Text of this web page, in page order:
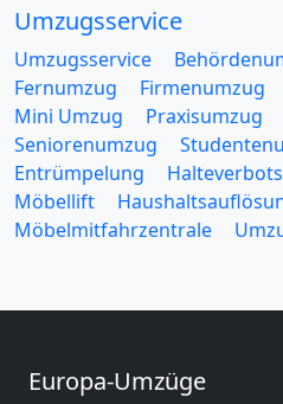
Umzugsservice
Umzugsservice
Fernumzug
Firmenumzug
Mini Umzug
Praxisumzug
Seniorenumzug
Entrümpelung
Möbellift
Möbelmitfahrzentrale
Europa-Umzüge